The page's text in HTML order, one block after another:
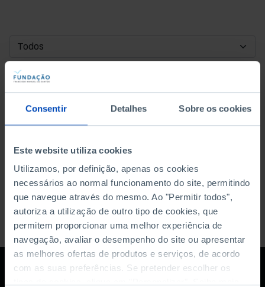
Consentir Detalhes Sobre os cookies
Este website utiliza cookies
Utilizamos, por definição, apenas os cookies
necessários ao normal funcionamento do site, permitindo
que navegue através do mesmo. Ao "Permitir todos",
autoriza a utilização de outro tipo de cookies, que
permitem proporcionar uma melhor experiência de
navegação, avaliar o desempenho do site ou apresentar
as melhores ofertas de produtos e serviços, de acordo
com as suas preferências. Se pretender escolher os
DATA DE INÍCIO
DATA DE FIM